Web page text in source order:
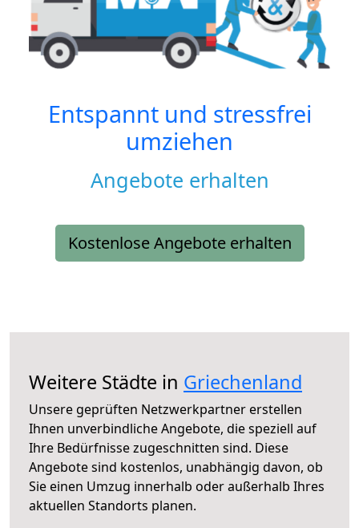
Entspannt und stressfrei
umziehen
Angebote erhalten
Kostenlose Angebote erhalten
Weitere Städte in Griechenland
Unsere geprüften Netzwerkpartner erstellen
Ihnen unverbindliche Angebote, die speziell auf
Ihre Bedürfnisse zugeschnitten sind. Diese
Angebote sind kostenlos, unabhängig davon, ob
Sie einen Umzug innerhalb oder außerhalb Ihres
aktuellen Standorts planen.